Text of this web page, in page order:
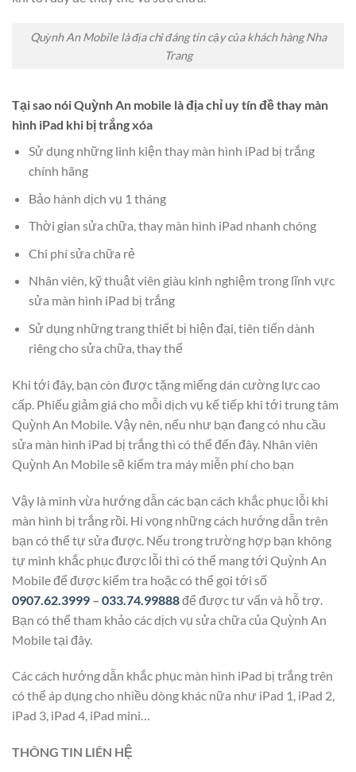
Quỳnh An Mobile là địa chỉ đáng tin cậy của khách hàng Nha
Trang
Tại sao nói Quỳnh An mobile là địa chỉ uy tín đề thay màn
hình iPad khi bị trắng xóa
Sử dụng những linh kiện thay màn hình iPad bị trắng
chính hãng
Bảo hành dịch vụ 1 tháng
Thời gian sửa chữa, thay màn hình iPad nhanh chóng
Chi phí sửa chữa rẻ
Nhân viên, kỹ thuật viên giàu kinh nghiệm trong lĩnh vực
sửa màn hình iPad bị trắng
Sử dụng những trang thiết bị hiện đại, tiên tiến dành
riêng cho sửa chữa, thay thế
Khi tới đây, bạn còn được tặng miếng dán cường lực cao
cấp. Phiếu giảm giá cho mỗi dịch vụ kế tiếp khi tới trung tâm
Quỳnh An Mobile. Vậy nên, nếu như bạn đang có nhu cầu
sửa màn hình iPad bị trắng thì có thể đến đây. Nhân viên
Quỳnh An Mobile sẽ kiểm tra máy miễn phí cho bạn
Vậy là mình vừa hướng dẫn các bạn cách khắc phục lỗi khi
màn hình bị trắng rồi. Hi vọng những cách hướng dẫn trên
bạn có thể tự sửa được. Nếu trong trường hợp bạn không
tự mình khắc phục được lỗi thì có thể mang tới Quỳnh An
Mobile để được kiểm tra hoặc có thể gọi tới số
0907.62.3999 – 033.74.99888để được tư vấn và hỗ trợ.
Bạn có thể tham khảo các dịch vụ sửa chữa của Quỳnh An
Mobile tại đây.
Các cách hướng dẫn khắc phục màn hình iPad bị trắng trên
có thể áp dụng cho nhiều dòng khác nữa như iPad 1, iPad 2,
iPad 3, iPad 4, iPad mini…
THÔNG TIN LIÊN HỆ